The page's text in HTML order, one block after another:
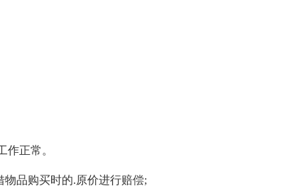
正常。
品购买时的.原价进行赔偿;